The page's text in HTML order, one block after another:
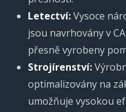
Letectví:Vysoce
jsou navrhovány v
přesně vyrobeny
Strojírenství:
optimalizovány na
umožňuje vysokou